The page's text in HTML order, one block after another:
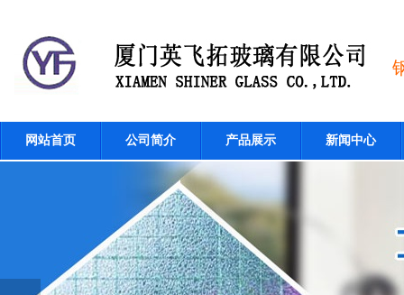
网站首页 公司简介 产品展示 新闻中心